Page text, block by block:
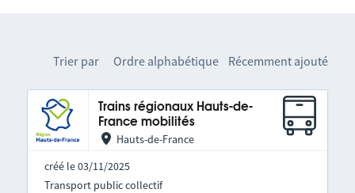
Trier par Ordre alphabétique Récemment ajouté
Trains régionaux Hauts-de-
France mobilités
Hauts-de-France
créé le 03/11/2025
Transport public collectif